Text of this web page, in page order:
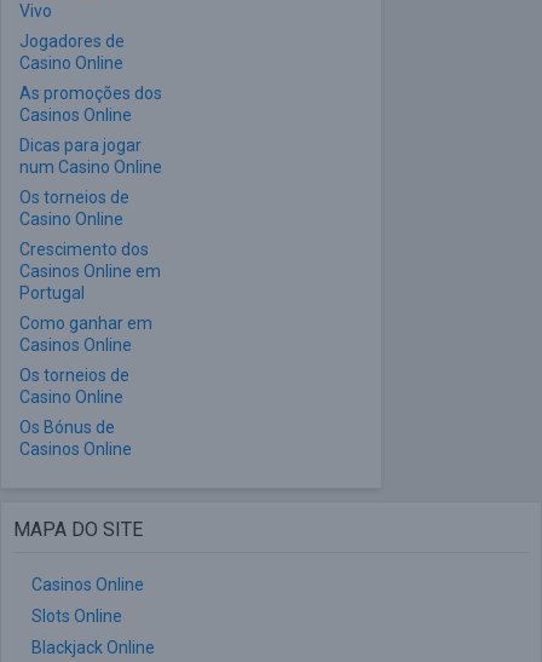
Vivo
Jogadores de
Casino Online
As promoções dos
Casinos Online
Dicas para jogar
num Casino Online
Os torneios de
Casino Online
Crescimento dos
Casinos Online em
Portugal
Como ganhar em
Casinos Online
Os torneios de
Casino Online
Os Bónus de
Casinos Online
MAPA DO SITE
Casinos Online
Slots Online
Blackjack Online